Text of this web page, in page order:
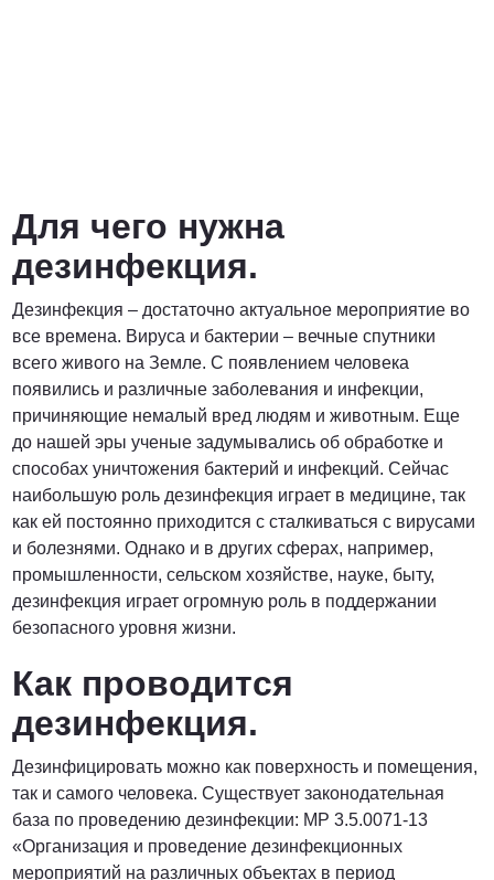
Для чего нужна
дезинфекция.
Дезинфекция – достаточно актуальное мероприятие во
все времена. Вируса и бактерии – вечные спутники
всего живого на Земле. С появлением человека
появились и различные заболевания и инфекции,
причиняющие немалый вред людям и животным. Еще
до нашей эры ученые задумывались об обработке и
способах уничтожения бактерий и инфекций. Сейчас
наибольшую роль дезинфекция играет в медицине, так
как ей постоянно приходится с сталкиваться с вирусами
и болезнями. Однако и в других сферах, например,
промышленности, сельском хозяйстве, науке, быту,
дезинфекция играет огромную роль в поддержании
безопасного уровня жизни.
Как проводится
дезинфекция.
Дезинфицировать можно как поверхность и помещения,
так и самого человека. Существует законодательная
база по проведению дезинфекции: МР 3.5.0071-13
«Организация и проведение дезинфекционных
мероприятий на различных объектах в период